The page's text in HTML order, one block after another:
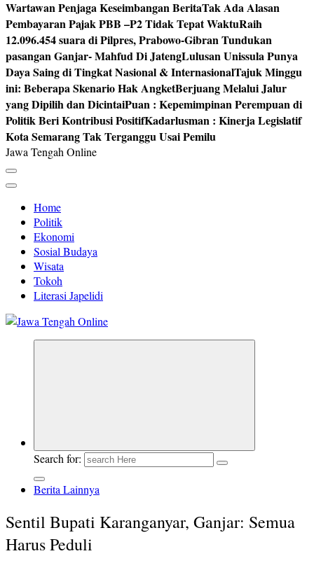
Wartawan Penjaga Keseimbangan BeritaTak Ada Alasan
Pembayaran Pajak PBB –P2 Tidak Tepat WaktuRaih
12.096.454 suara di Pilpres, Prabowo-Gibran Tundukan
pasangan Ganjar- Mahfud Di JatengLulusan Unissula Punya
Daya Saing di Tingkat Nasional & InternasionalTajuk Minggu
ini: Beberapa Skenario Hak AngketBerjuang Melalui Jalur
yang Dipilih dan DicintaiPuan : Kepemimpinan Perempuan di
Politik Beri Kontribusi PositifKadarlusman : Kinerja Legislatif
Kota Semarang Tak Terganggu Usai Pemilu
Jawa Tengah Online
Home
Politik
Ekonomi
Sosial Budaya
Wisata
Tokoh
Literasi Japelidi
Search for:
Berita Lainnya
Sentil Bupati Karanganyar, Ganjar: Semua
Harus Peduli